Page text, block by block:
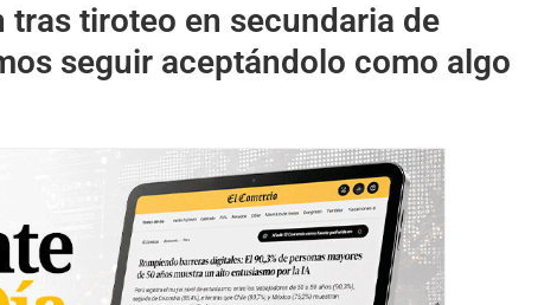
tras tiroteo en secundaria de
seguir aceptándolo como algo